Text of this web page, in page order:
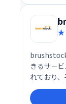
きるサー
れており
ター、
ます。